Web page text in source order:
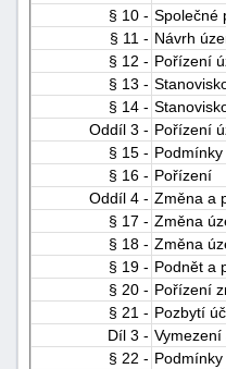
§ 10 - Společné
§ 11 - Návrh
§ 12 - Pořízení
§ 13 -
§ 14 -
Oddíl 3 - Pořízení
§ 15 - Podmínky
§ 16 - Pořízení
Oddíl 4 - Změna a
§ 17 - Změna
§ 18 - Změna
§ 19 - Podnět a
§ 20 - Pořízení
§ 21 - Pozbytí
Díl 3 -
§ 22 -